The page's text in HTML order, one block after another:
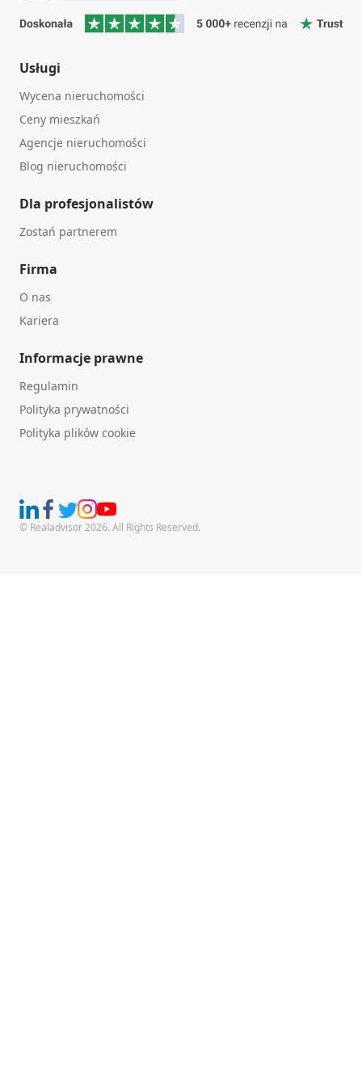
Usługi
Wycena nieruchomości
Ceny mieszkań
Agencje nieruchomości
Blog nieruchomości
Dla profesjonalistów
Zostań partnerem
Firma
O nas
Kariera
Informacje prawne
Regulamin
Polityka prywatności
Polityka plików cookie
© Realadvisor 2026. All Rights Reserved.